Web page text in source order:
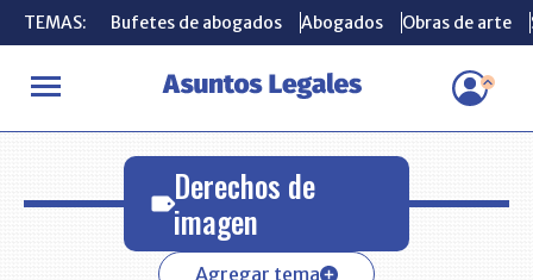
TEMAS: Bufetes de abogados Abogados Obras de arte
INICIO Derechos de imagen
TEMAS: Bufetes de abogados Abogados Obras de arte
Derechos de
imagen
Agregar tema